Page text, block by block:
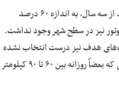
مدیرعامل شرکت کنترل کیفیت هوا اضافه کرد: یعنی مالکان موتور‌های برقی بعد از سه سال، به اندازه ۶۰ درصد
نیز در سطح شهر وجود نداشت.
هدف نیز درست انتخاب نشده
بود. بیشترین استفاده از موتور، مخصوص موتور‌های کار است. یعنی دستگاه‌هایی که بعضاً روزانه بین ۶۰ تا ۹۰ کیلومتر